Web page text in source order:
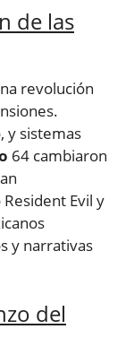
de las
revolución
y sistemas
64 cambiaron
Evil y
y narrativas
del